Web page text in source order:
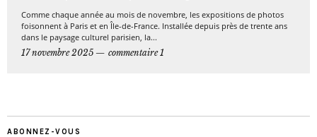
Comme chaque année au mois de novembre, les expositions de photos
foisonnent à Paris et en Île-de-France. Installée depuis près de trente ans
dans le paysage culturel parisien, la...
17 novembre 2025
commentaire 1
ABONNEZ-VOUS